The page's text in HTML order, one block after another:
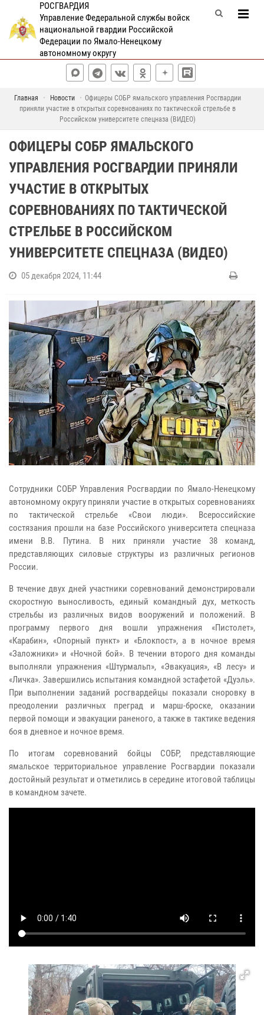
РОСГВАРДИЯ
Управление Федеральной службы войск
национальной гвардии Российской
Федерации по Ямало-Ненецкому
автономному округу
Главная Новости
Офицеры СОБР ямальского управления Росгвардии
приняли участие в открытых соревнованиях по тактической стрельбе в
Российском университете спецназа (ВИДЕО)
ОФИЦЕРЫ СОБР ЯМАЛЬСКОГО
УПРАВЛЕНИЯ РОСГВАРДИИ ПРИНЯЛИ
УЧАСТИЕ В ОТКРЫТЫХ
СОРЕВНОВАНИЯХ ПО ТАКТИЧЕСКОЙ
СТРЕЛЬБЕ В РОССИЙСКОМ
УНИВЕРСИТЕТЕ СПЕЦНАЗА (ВИДЕО)
05 декабря 2024, 11:44
Сотрудники СОБР Управления Росгвардии по Ямало-Ненецкому
автономному округу приняли участие в открытых соревнованиях
по тактической стрельбе «Свои люди». Всероссийские
состязания прошли на базе Российского университета спецназа
имени В.В. Путина. В них приняли участие 38 команд,
представляющих силовые структуры из различных регионов
России.
В течение двух дней участники соревнований демонстрировали
скоростную выносливость, единый командный дух, меткость
стрельбы из различных видов вооружений и положений. В
программу первого дня вошли упражнения «Пистолет»,
«Карабин», «Опорный пункт» и «Блокпост», а в ночное время
«Заложники» и «Ночной бой». В течении второго дня команды
выполняли упражнения «Штурмальп», «Эвакуация», «В лесу» и
«Личка». Завершились испытания командной эстафетой «Дуэль».
При выполнении заданий росгвардейцы показали сноровку в
преодолении различных преград и марш-броске, оказании
первой помощи и эвакуации раненого, а также в тактике ведения
боя в дневное и ночное время.
По итогам соревнований бойцы СОБР, представляющие
ямальское территориальное управление Росгвардии показали
достойный результат и отметились в середине итоговой таблицы
в командном зачете.